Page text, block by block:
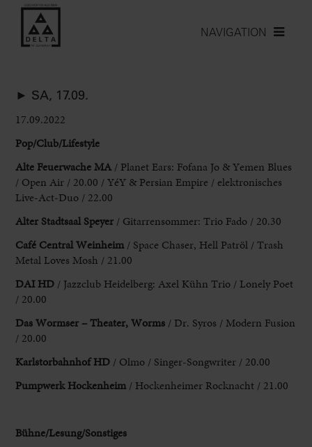
NAVIGATION
► SA, 17.09.
17.09.2022
Pop/Club/Lifestyle
Alte Feuerwache MA / Planet Ears: Fofana Jo & Yemen Blues
/ Open Air / 20.00 / YéY & Persian Empire / elektronisches
Live-Act-Duo / 22.00
Alter Stadtsaal Speyer / Gitarrensommer: Trio Fado / 20.30
Café Central Weinheim / Space Chaser, Hell Patröl / Trash
Metal Loves Mosh / 21.00
DAI HD / Jazzclub Heidelberg: Axel KühnTrio / Lonely Poet
/ 20.00
Das Wormser – Theater, Worms / Dr. Syros / Modern Fusion
/ 20.00
Karlstorbahnhof HD / Olmo / Singer-Songwriter / 20.00
PumpwerkHockenheim / Hockenheimer Rocknacht / 21.00
Bühne/Lesung/Sonstiges